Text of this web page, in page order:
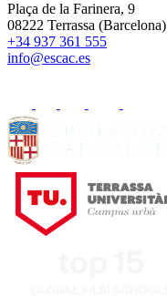
Plaça de la Farinera, 9
08222 Terrassa (Barcelona)
+34 937 361 555
info@escac.es